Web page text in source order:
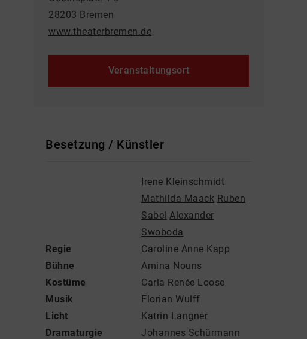
28203 Bremen
www.theaterbremen.de
Veranstaltungsort
Besetzung / Künstler
Irene Kleinschmidt
Mathilda Maack Ruben
Sabel Alexander
Swoboda
Regie
Caroline Anne Kapp
Bühne
Amina Nouns
Kostüme
Carla Renée Loose
Musik
Florian Wulff
Licht
Katrin Langner
Dramaturgie
Johannes Schürmann